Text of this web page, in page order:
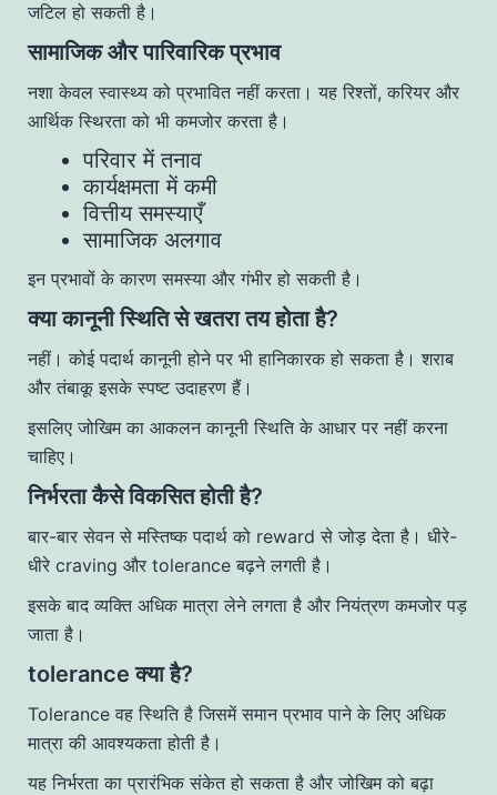
जटिल हो सकती है।
सामाजिक और पारिवारिक प्रभाव
नशा केवल स्वास्थ्य को प्रभावित नहीं करता। यह रिश्तों, करियर और
आर्थिक स्थिरता को भी कमजोर करता है।
परिवार में तनाव
कार्यक्षमता में कमी
वित्तीय समस्याएँ
सामाजिक अलगाव
इन प्रभावों के कारण समस्या और गंभीर हो सकती है।
क्या कानूनी स्थिति से खतरा तय होता है?
नहीं। कोई पदार्थ कानूनी होने पर भी हानिकारक हो सकता है। शराब
और तंबाकू इसके स्पष्ट उदाहरण हैं।
इसलिए जोखिम का आकलन कानूनी स्थिति के आधार पर नहीं करना
चाहिए।
निर्भरता कैसे विकसित होती है?
बार-बार सेवन से मस्तिष्क पदार्थ को reward से जोड़ देता है। धीरे-
धीरे craving और tolerance बढ़ने लगती है।
इसके बाद व्यक्ति अधिक मात्रा लेने लगता है और नियंत्रण कमजोर पड़
जाता है।
tolerance क्या है?
Tolerance वह स्थिति है जिसमें समान प्रभाव पाने के लिए अधिक
मात्रा की आवश्यकता होती है।
यह निर्भरता का प्रारंभिक संकेत हो सकता है और जोखिम को बढ़ा